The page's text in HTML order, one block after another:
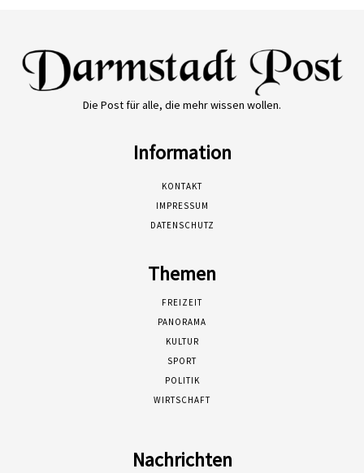
Die Post für alle, die mehr wissen wollen.
Information
KONTAKT
IMPRESSUM
DATENSCHUTZ
Themen
FREIZEIT
PANORAMA
KULTUR
SPORT
POLITIK
WIRTSCHAFT
Nachrichten